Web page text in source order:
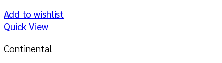
Add to wishlist
Quick View
Continental